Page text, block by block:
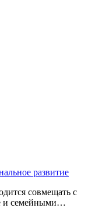
развитие
совмещать с
и семейными…